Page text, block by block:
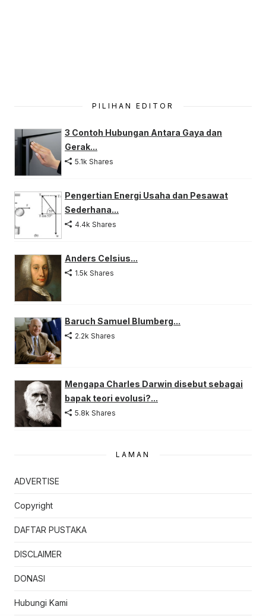
PILIHAN EDITOR
3 Contoh Hubungan Antara Gaya dan
Gerak...
5.1k Shares
Pengertian Energi Usaha dan Pesawat
Sederhana...
4.4k Shares
Anders Celsius...
1.5k Shares
Baruch Samuel Blumberg...
2.2k Shares
Mengapa Charles Darwin disebut sebagai
bapak teori evolusi?...
5.8k Shares
LAMAN
ADVERTISE
Copyright
DAFTAR PUSTAKA
DISCLAIMER
DONASI
Hubungi Kami